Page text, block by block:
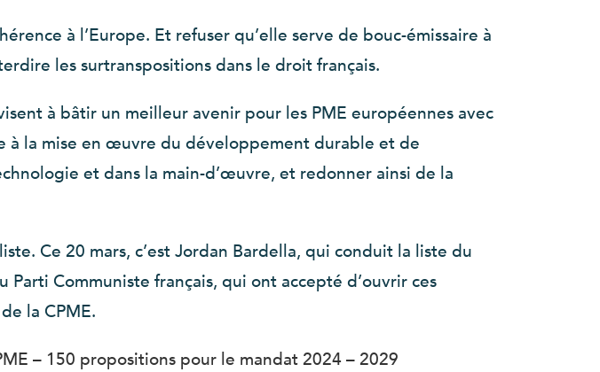
à l’Europe. Et refuser qu’elle serve de bouc-émissaire à
les surtranspositions dans le droit français.
à bâtir un meilleur avenir pour les PME européennes avec
à la mise en œuvre du développement durable et de
et dans la main-d’œuvre, et redonner ainsi de la
Ce 20 mars, c’est Jordan Bardella, qui conduit la liste du
Communiste français, qui ont accepté d’ouvrir ces
la CPME.
– 150 propositions pour le mandat 2024 – 2029